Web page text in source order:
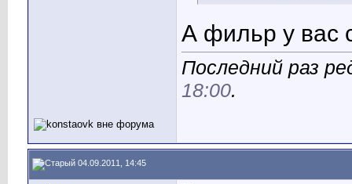
А фильр у вас
Последний раз
18:00.
04.09.2011, 14:45